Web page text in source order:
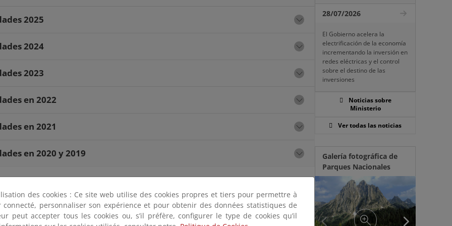
2025
2024
2023
en 2022
en 2021
en 2020 y 2019
28/07/2026
El Gobierno acelera la
electrificación de la economía
incrementando la inversión en
redes eléctricas y el control
sobre el destino de las
inversiones
Noticias sobre
Ministerio
Ver todas las noticias
Galería fotográfica de
Parques Nacionales
des cookies : Ce site web utilise des cookies propres et tiers pour permettre à
connecté, personnaliser son expérience et pour obtenir des données statistiques de
peut accepter tous les cookies ou, s’il préfère, configurer le type de cookies qu’il